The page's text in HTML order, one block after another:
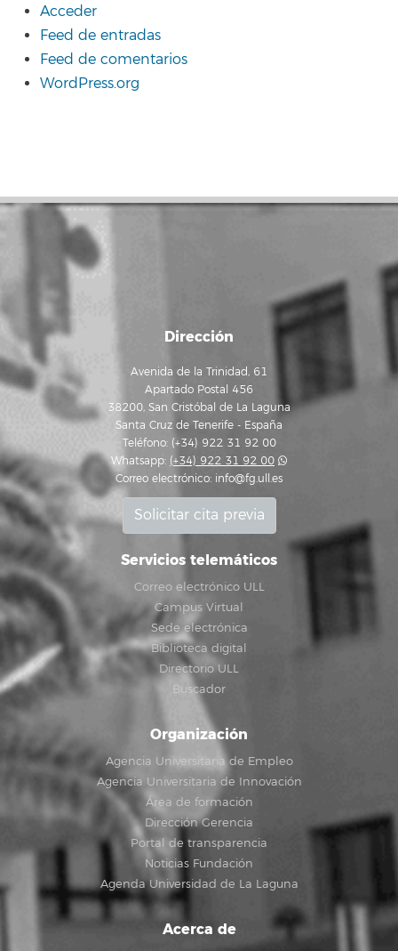
Acceder
Feed de entradas
Feed de comentarios
WordPress.org
Dirección
Avenida de la Trinidad, 61
Apartado Postal 456
38200, San Cristóbal de La Laguna
Santa Cruz de Tenerife - España
Teléfono: (+34) 922 31 92 00
Whatsapp: (+34) 922 31 92 00
Correo electrónico: info@fg.ull.es
Solicitar cita previa
Servicios telemáticos
Correo electrónico ULL
Campus Virtual
Sede electrónica
Biblioteca digital
Directorio ULL
Buscador
Organización
Agencia Universitaria de Empleo
Agencia Universitaria de Innovación
Área de formación
Dirección Gerencia
Portal de transparencia
Noticias Fundación
Agenda Universidad de La Laguna
Acerca de